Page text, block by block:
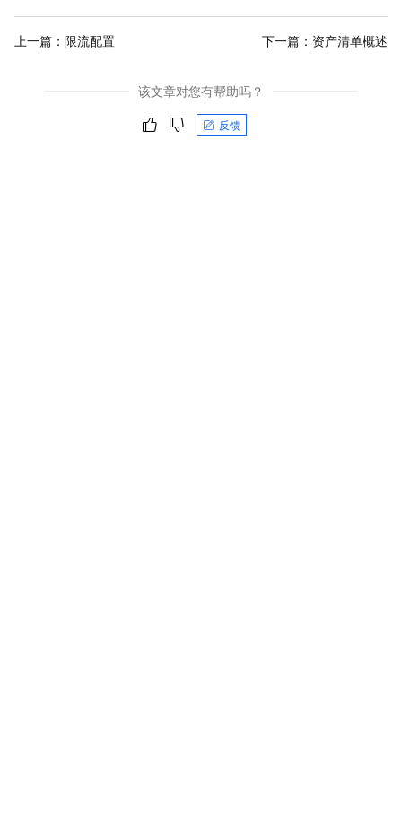
上一篇： 限流配置 下一篇： 资产清单概述
该文章对您有帮助吗？
反馈